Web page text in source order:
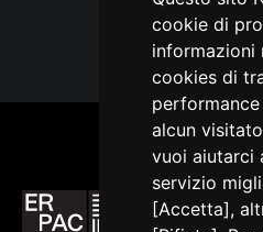
cookie di
informazioni
cookies di
alcun
vuoi aiutarci
servizio
[Accetta],